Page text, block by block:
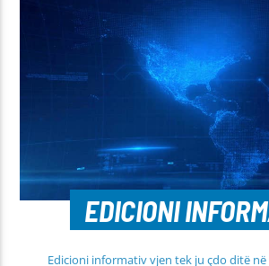
EDICIONI
Edicioni informativ vjen tek ju çdo ditë në